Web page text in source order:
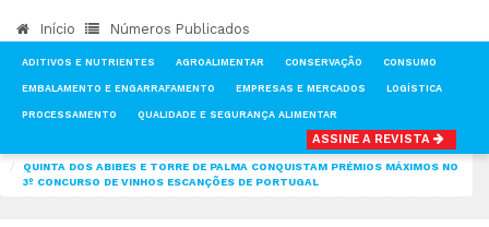
Início Números Publicados
ADITIVOS E NUTRIENTES AGROALIMENTAR CONSERVAÇÃO CONSUMO
EMBALAMENTO E ENGARRAFAMENTO EMPRESAS E MERCADOS LOGÍSTICA
PROCESSAMENTO QUALIDADE E SEGURANÇA ALIMENTAR
ASSINE A REVISTA
EMBALAMENTO E ENGARRAFAMENTO
QUINTA DOS ABIBES E TORRE DE PALMA CONQUISTAM PRÉMIOS MÁXIMOS NO
3º CONCURSO DE VINHOS ESCANÇÕES DE PORTUGAL